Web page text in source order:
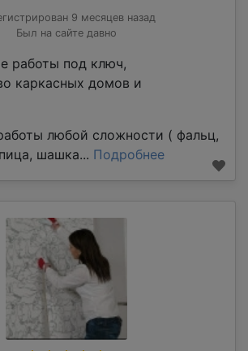
9 месяцев назад
Был на сайте давно
работы под ключ,
каркасных домов и
любой сложности ( фальц,
шашка... Подробнее